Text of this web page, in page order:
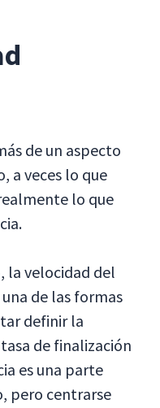
de un aspecto
a veces lo que
lo que
la velocidad del
de las formas
definir la
de finalización
es una parte
pero centrarse